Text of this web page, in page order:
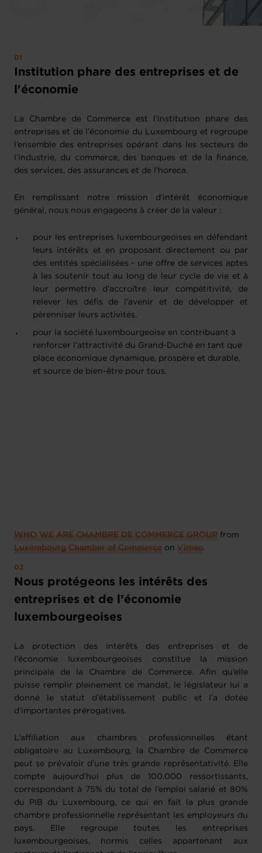
Institution phare des entreprises et de
l'économie
La Chambre de Commerce est l’institution phare des
entreprises et de l’économie du Luxembourg et regroupe
l’ensemble des entreprises opérant dans les secteurs de
l’industrie, du commerce, des banques et de la finance,
des services, des assurances et de l’horeca.
En remplissant notre mission d’intérêt économique
général, nous nous engageons à créer de la valeur :
pour les entreprises luxembourgeoises en défendant
leurs intérêts et en proposant directement ou par
des entités spécialisées - une offre de services aptes
à les soutenir tout au long de leur cycle de vie et à
leur permettre d’accroître leur compétitivité, de
relever les défis de l’avenir et de développer et
pérenniser leurs activités.
pour la société luxembourgeoise en contribuant à
renforcer l’attractivité du Grand-Duché en tant que
place économique dynamique, prospère et durable,
et source de bien-être pour tous.
WHO WE ARE CHAMBRE DE COMMERCE GROUP from
Luxembourg Chamber of Commerce on Vimeo.
Nous protégeons les intérêts des
entreprises et de l’économie
luxembourgeoises
La protection des intérêts des entreprises et de
l’économie luxembourgeoises constitue la mission
principale de la Chambre de Commerce. Afin qu’elle
puisse remplir pleinement ce mandat, le législateur lui a
donné le statut d’établissement public et l’a dotée
d’importantes prérogatives.
L’affiliation aux chambres professionnelles étant
obligatoire au Luxembourg, la Chambre de Commerce
peut se prévaloir d’une très grande représentativité. Elle
compte aujourd’hui plus de 100.000 ressortissants,
correspondant à 75% du total de l’emploi salarié et 80%
du PIB du Luxembourg, ce qui en fait la plus grande
chambre professionnelle représentant les employeurs du
pays. Elle regroupe toutes les entreprises
luxembourgeoises, hormis celles appartenant aux